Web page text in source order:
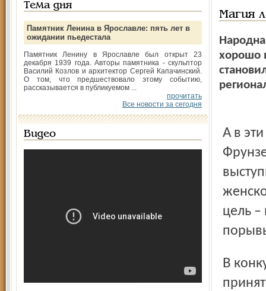
Тема дня
Памятник Ленина в Ярославле: пять лет в
ожидании пьедестала
Памятник Ленину в Ярославле был открыт 23
декабря 1939 года. Авторы памятника - скульптор
Василий Козлов и архитектор Сергей Капачинский.
О том, что предшествовало этому событию,
рассказывается в публикуемом ...
прочитать
Все новости за сегодня
Видео
Магия
хорошо
А в эти дни сам «Руссар» совместно с администрацией
цель
В конкурсе, объявленном в восьми номинациях, могут